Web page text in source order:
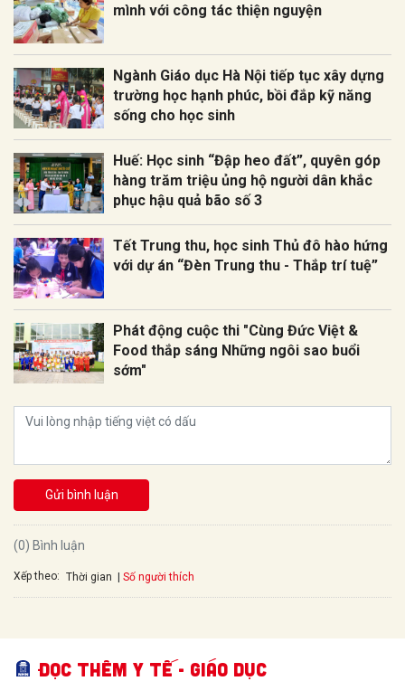
mình với công tác thiện nguyện
Ngành Giáo dục Hà Nội tiếp tục xây dựng
trường học hạnh phúc, bồi đắp kỹ năng
sống cho học sinh
Huế: Học sinh “Đập heo đất”, quyên góp
hàng trăm triệu ủng hộ người dân khắc
phục hậu quả bão số 3
Tết Trung thu, học sinh Thủ đô hào hứng
với dự án “Đèn Trung thu - Thắp trí tuệ”
Phát động cuộc thi "Cùng Đức Việt &
Food thắp sáng Những ngôi sao buổi
sớm"
Gửi bình luận
(0) Bình luận
Xếp theo: Thời gian Số người thích
Đọc thêm Y tế - Giáo dục